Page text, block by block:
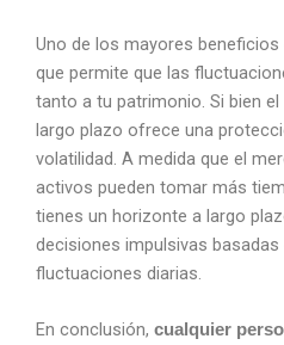
Uno de los mayores beneficios
que permite que las
tanto a tu patrimonio. Si bien el
largo plazo ofrece una
volatilidad. A medida que el
activos pueden tomar más
tienes un horizonte a largo
decisiones impulsivas basadas
fluctuaciones diarias.
En conclusión, cualquier